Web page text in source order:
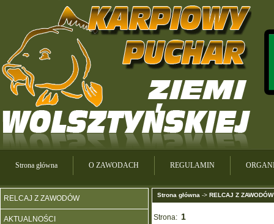
Strona główna O ZAWODACH REGULAMIN
RELCAJ Z ZAWODÓW
AKTUALNOŚCI
Strona główna -> RELCAJ Z ZAWODÓW
Strona: 1